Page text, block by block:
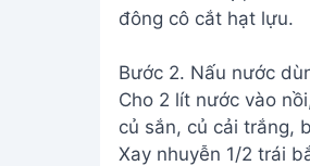
Bước 2. Nấu nước
Cho 2 lít nước vào
củ sắn, củ cải trắng,
Xay nhuyễn 1/2 trái